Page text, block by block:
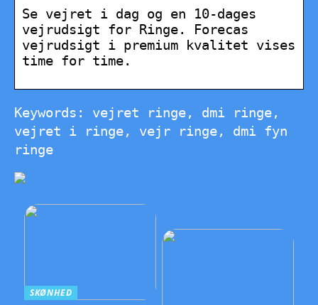
Se vejret i dag og en 10-dages
vejrudsigt for Ringe. Forecas
vejrudsigt i premium kvalitet vises
time for time.
Keywords: vejret ringe, dmi ringe,
vejret i ringe, vejr ringe, dmi fyn
ringe
SKØNHED